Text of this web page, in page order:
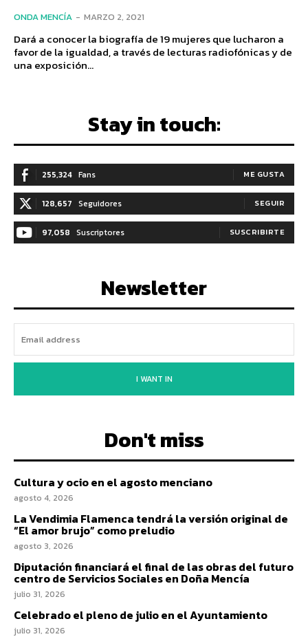
ONDA MENCÍA - MARZO 2, 2021
Dará a conocer la biografía de 19 mujeres que lucharon a
favor de la igualdad, a través de lecturas radiofónicas y de
una exposición...
Stay in touch:
255,324 Fans ME GUSTA
128,657 Seguidores SEGUIR
97,058 Suscriptores SUSCRIBIRTE
Newsletter
I WANT IN
Don't miss
Cultura y ocio en el agosto menciano
agosto 4, 2026
La Vendimia Flamenca tendrá la versión original de
“El amor brujo” como preludio
agosto 3, 2026
Diputación financiará el final de las obras del futuro
centro de Servicios Sociales en Doña Mencía
julio 31, 2026
Celebrado el pleno de julio en el Ayuntamiento
julio 31, 2026